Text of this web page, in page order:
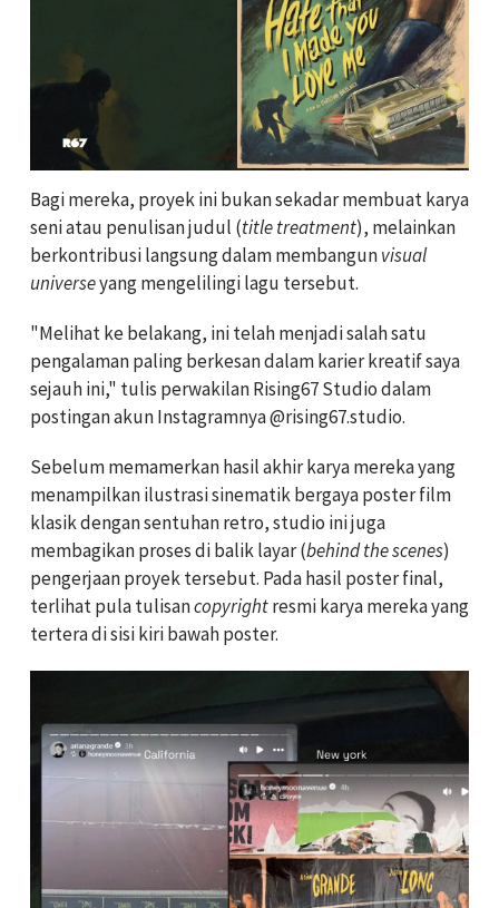
Bagi mereka, proyek ini bukan sekadar membuat karya
seni atau penulisan judul (title treatment), melainkan
berkontribusi langsung dalam membangunvisual
universeyang mengelilingi lagu tersebut.
"Melihat ke belakang, ini telah menjadi salah satu
pengalaman paling berkesan dalam karier kreatif saya
sejauh ini," tulis perwakilan Rising67 Studio dalam
postingan akun Instagramnya @rising67.studio.
Sebelum memamerkan hasil akhir karya mereka yang
menampilkan ilustrasi sinematik bergaya poster film
klasik dengan sentuhan retro, studio ini juga
membagikan proses di balik layar (behind the scenes)
pengerjaan proyek tersebut. Pada hasil poster final,
terlihat pula tulisancopyrightresmi karya mereka yang
tertera di sisi kiri bawah poster.